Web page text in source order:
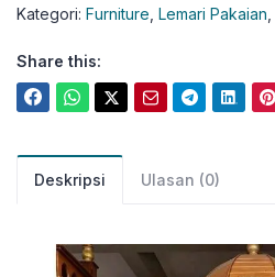
Kategori: Furniture Lemari Pakaian
Share this:
Deskripsi Ulasan (0)